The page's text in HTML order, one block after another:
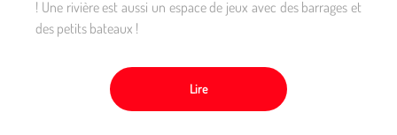
! Une rivière est aussi un espace de jeux avec des barrages et
des petits bateaux !
Lire